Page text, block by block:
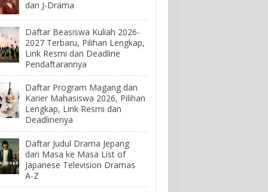
dan J-Drama
Daftar Beasiswa Kuliah 2026-
2027 Terbaru, Pilihan Lengkap,
Link Resmi dan Deadline
Pendaftarannya
Daftar Program Magang dan
Karier Mahasiswa 2026, Pilihan
Lengkap, Link Resmi dan
Deadlinenya
Daftar Judul Drama Jepang
dari Masa ke Masa List of
Japanese Television Dramas
A-Z